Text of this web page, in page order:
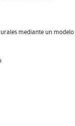
mediante un